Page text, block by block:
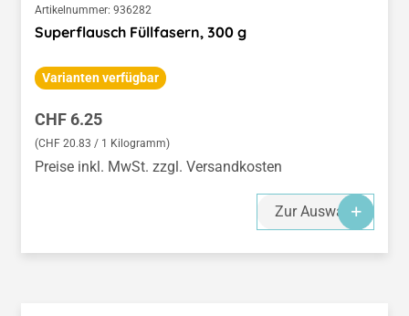
Artikelnummer: 936282
Superflausch Füllfasern, 300 g
Varianten verfügbar
Regulärer Preis:
CHF 6.25
(CHF 20.83 / 1 Kilogramm)
Preise inkl. MwSt. zzgl. Versandkosten
Zur Auswahl